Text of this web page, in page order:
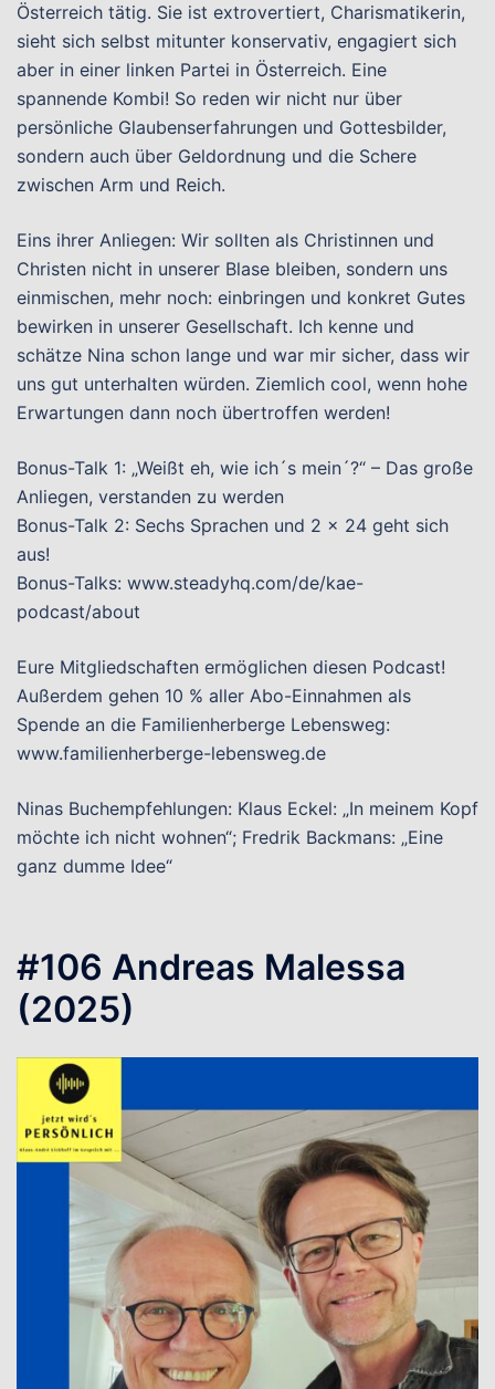
Österreich tätig. Sie ist extrovertiert, Charismatikerin,
sieht sich selbst mitunter konservativ, engagiert sich
aber in einer linken Partei in Österreich. Eine
spannende Kombi! So reden wir nicht nur über
persönliche Glaubenserfahrungen und Gottesbilder,
sondern auch über Geldordnung und die Schere
zwischen Arm und Reich.
Eins ihrer Anliegen: Wir sollten als Christinnen und
Christen nicht in unserer Blase bleiben, sondern uns
einmischen, mehr noch: einbringen und konkret Gutes
bewirken in unserer Gesellschaft. Ich kenne und
schätze Nina schon lange und war mir sicher, dass wir
uns gut unterhalten würden. Ziemlich cool, wenn hohe
Erwartungen dann noch übertroffen werden!
Bonus-Talk 1: „Weißt eh, wie ich´s mein´?“ – Das große
Anliegen, verstanden zu werden
Bonus-Talk 2: Sechs Sprachen und 2 x 24 geht sich
aus!
Bonus-Talks: www.steadyhq.com/de/kae-
podcast/about
Eure Mitgliedschaften ermöglichen diesen Podcast!
Außerdem gehen 10 % aller Abo-Einnahmen als
Spende an die Familienherberge Lebensweg:
www.familienherberge-lebensweg.de
Ninas Buchempfehlungen: Klaus Eckel: „In meinem Kopf
möchte ich nicht wohnen“; Fredrik Backmans: „Eine
ganz dumme Idee“
#106 Andreas Malessa
(2025)